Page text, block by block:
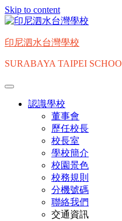
Skip to content
印尼泗水台灣學校
SURABAYA TAIPEI
認識學校
董事會
歷任校長
校長室
學校簡介
校園景色
校務規則
分機號碼
聯絡我們
交通資訊